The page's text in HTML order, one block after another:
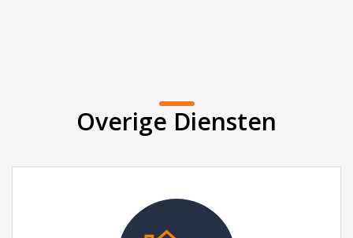
Overige Diensten